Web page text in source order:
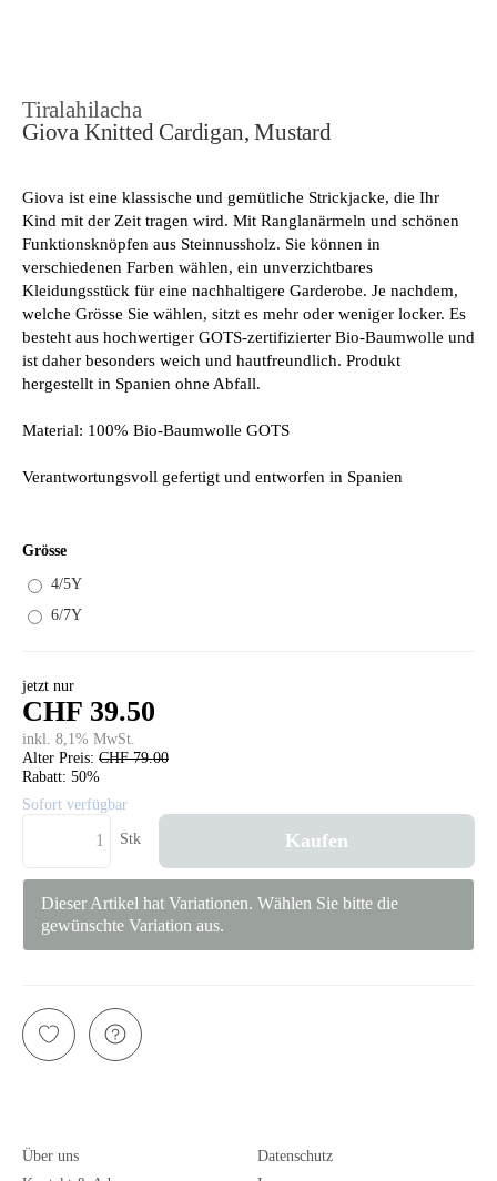
Tiralahilacha
Giova Knitted Cardigan, Mustard
Giova ist eine klassische und gemütliche Strickjacke, die Ihr
Kind mit der Zeit tragen wird. Mit Ranglanärmeln und schönen
Funktionsknöpfen aus Steinnussholz. Sie können in
verschiedenen Farben wählen, ein unverzichtbares
Kleidungsstück für eine nachhaltigere Garderobe. Je nachdem,
welche Grösse Sie wählen, sitzt es mehr oder weniger locker. Es
besteht aus hochwertiger GOTS-zertifizierter Bio-Baumwolle und
ist daher besonders weich und hautfreundlich. Produkt
hergestellt in Spanien ohne Abfall.
Material: 100% Bio-Baumwolle GOTS
Verantwortungsvoll gefertigt und entworfen in Spanien
Grösse
4/5Y
6/7Y
jetzt nur
CHF 39.50
inkl. 8,1% MwSt.
Alter Preis: CHF 79.00
Rabatt: 50%
Sofort verfügbar
Stk Kaufen
Dieser Artikel hat Variationen. Wählen Sie bitte die
gewünschte Variation aus.
Über uns
Datenschutz